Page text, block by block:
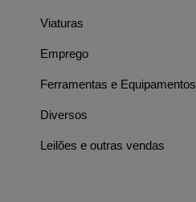
Viaturas
Emprego
Ferramentas e Equipamentos
Diversos
Leilões e outras vendas